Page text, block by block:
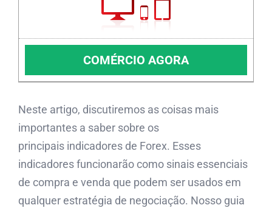
COMÉRCIO AGORA
Neste artigo, discutiremos as coisas mais
importantes a saber sobre os
principais indicadores de Forex. Esses
indicadores funcionarão como sinais essenciais
de compra e venda que podem ser usados ​​em
qualquer estratégia de negociação. Nosso guia